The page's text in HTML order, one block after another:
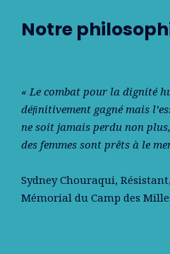
Notre
« Le combat pour la dignité
déﬁnitivement gagné mais
ne soit jamais perdu non
des femmes sont prêts à le
Sydney Chouraqui,
Mémorial du Camp des